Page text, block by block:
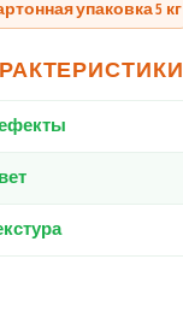
упаковка 5 кг